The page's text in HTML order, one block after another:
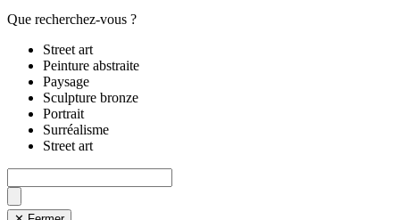
Que recherchez-vous ?
Street art
Peinture abstraite
Paysage
Sculpture bronze
Portrait
Surréalisme
Street art